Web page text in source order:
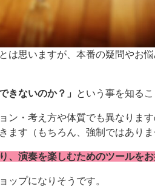
は思いますが、本番の疑問やお
きないのか？」 という事を知る
ン・考え方や体質でも異なりま
す（もちろん、強制ではありま
演奏を楽しむためのツールをお
ップになりそうです。